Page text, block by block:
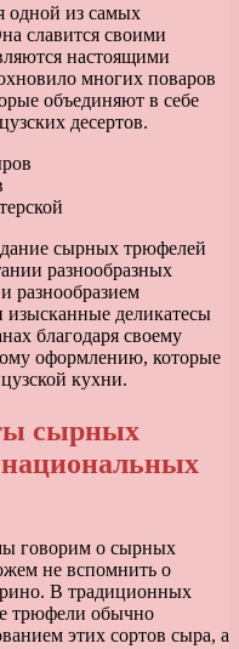
одной из самых
славится своими
настоящими
многих поваров
объединяют в себе
десертов.
сырных трюфелей
разнообразных
разнообразием
деликатесы
благодаря своему
оформлению, которые
кухни.
сырных
национальных
говорим о сырных
не вспомнить о
В традиционных
трюфели обычно
этих сортов сыра, а